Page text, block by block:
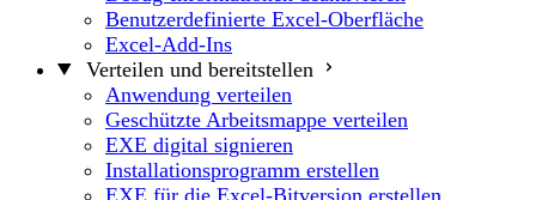
Benutzerdefinierte Excel-Oberfläche
Excel-Add-Ins
Verteilen und bereitstellen
Anwendung verteilen
Geschützte Arbeitsmappe verteilen
EXE digital signieren
Installationsprogramm erstellen
EXE für die Excel-Bitversion erstellen